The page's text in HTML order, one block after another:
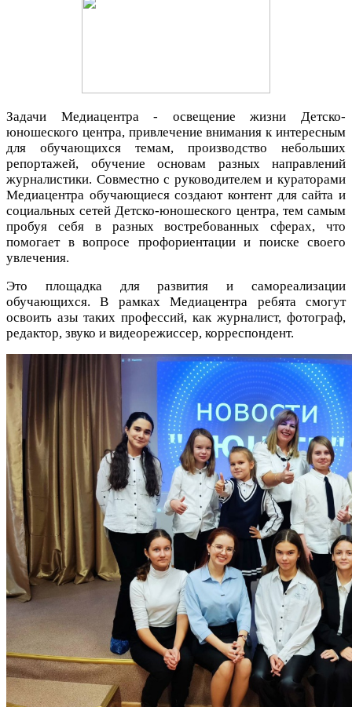
Задачи Медиацентра - освещение жизни Детско-
юношеского центра, привлечение внимания к интересным
для обучающихся темам, производство небольших
репортажей, обучение основам разных направлений
журналистики. Совместно с руководителем и кураторами
Медиацентра обучающиеся создают контент для сайта и
социальных сетей Детско-юношеского центра, тем самым
пробуя себя в разных востребованных сферах, что
помогает в вопросе профориентации и поиске своего
увлечения.
Это площадка для развития и самореализации
обучающихся. В рамках Медиацентра ребята смогут
освоить азы таких профессий, как журналист, фотограф,
редактор, звуко и видеорежиссер, корреспондент.